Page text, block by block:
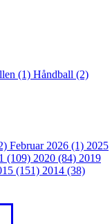
(1) Håndball (2)
Februar 2026 (1) 2025
(109) 2020 (84) 2019
(151) 2014 (38)